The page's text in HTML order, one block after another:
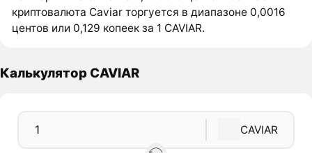
криптовалюта Caviar торгуется в диапазоне 0,0016
центов или 0,129 копеек за 1 CAVIAR.
Калькулятор CAVIAR
CAVIAR